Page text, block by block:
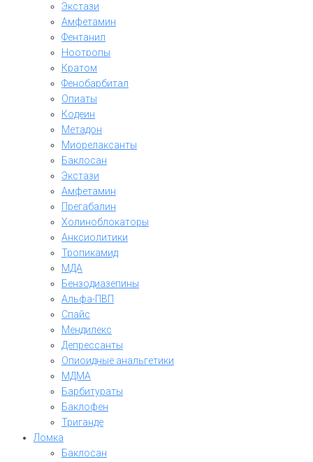
Экстази
Амфетамин
Фентанил
Ноотропы
Кратом
Фенобарбитал
Опиаты
Кодеин
Метадон
Миорелаксанты
Баклосан
Экстази
Амфетамин
Прегабалин
Холиноблокаторы
Анксиолитики
Тропикамид
МДА
Бензодиазепины
Альфа-ПВП
Спайс
Мендилекс
Депрессанты
Опиоидные анальгетики
МДМА
Барбитураты
Баклофен
Триганде
Ломка
Баклосан